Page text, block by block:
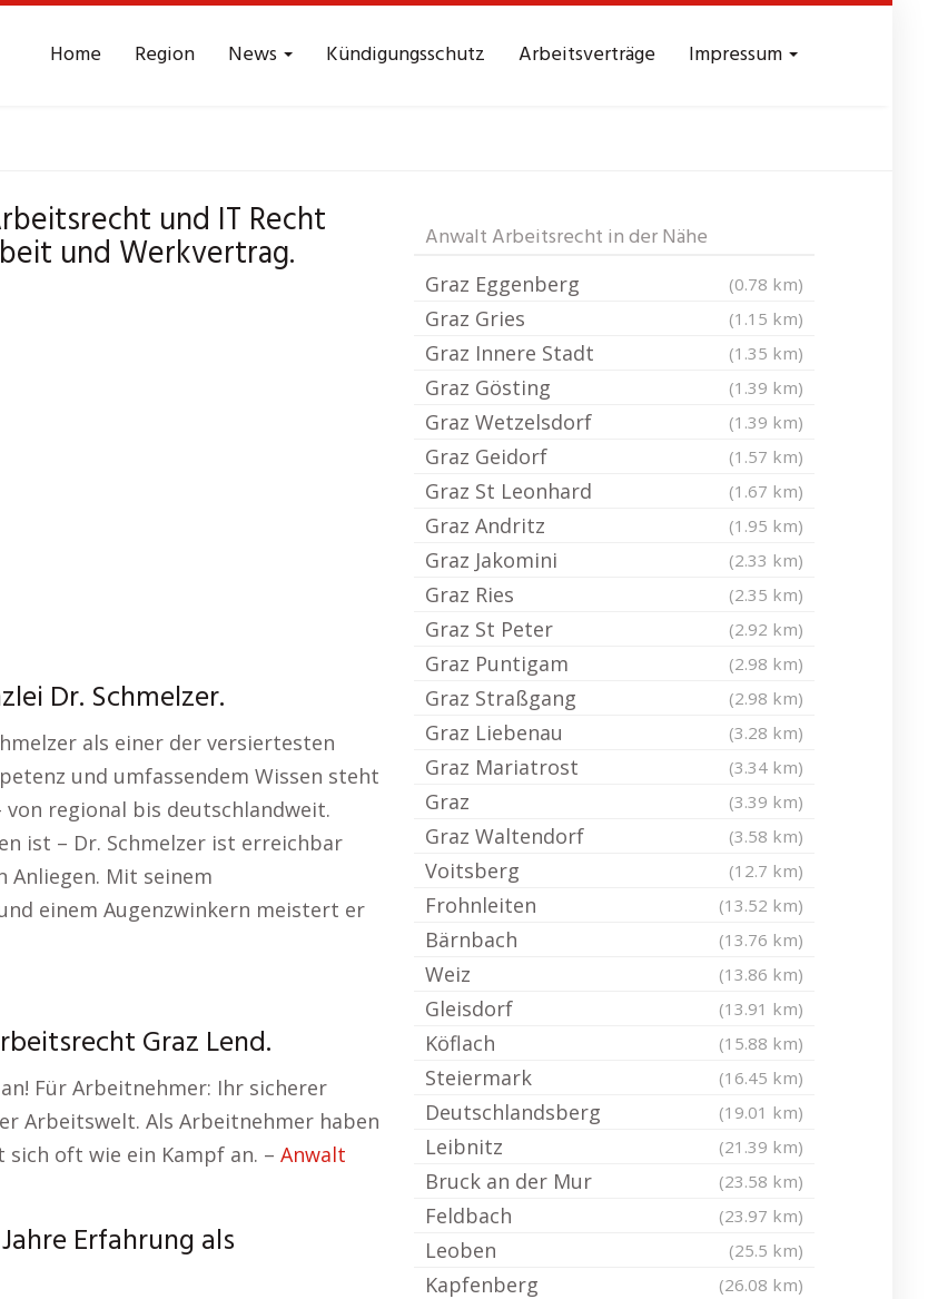
Home Region News Kündigungsschutz Arbeitsverträge Impressum
Graz Lend
und IT Recht
und Werkvertrag.
Dr. Schmelzer.
als einer der versiertesten
und umfassendem Wissen steht
regional bis deutschlandweit.
ist – Dr. Schmelzer ist erreichbar
Mit seinem
einem Augenzwinkern meistert er
Graz Lend.
Für Arbeitnehmer: Ihr sicherer
Arbeitswelt. Als Arbeitnehmer haben
sich oft wie ein Kampf an. – Anwalt
Erfahrung als
Anwalt Arbeitsrecht in der Nähe
Graz Eggenberg (0.78 km)
Graz Gries (1.15 km)
Graz Innere Stadt (1.35 km)
Graz Gösting (1.39 km)
Graz Wetzelsdorf (1.39 km)
Graz Geidorf (1.57 km)
Graz St Leonhard (1.67 km)
Graz Andritz (1.95 km)
Graz Jakomini (2.33 km)
Graz Ries (2.35 km)
Graz St Peter (2.92 km)
Graz Puntigam (2.98 km)
Graz Straßgang (2.98 km)
Graz Liebenau (3.28 km)
Graz Mariatrost (3.34 km)
Graz (3.39 km)
Graz Waltendorf (3.58 km)
Voitsberg (12.7 km)
Frohnleiten (13.52 km)
Bärnbach (13.76 km)
Weiz (13.86 km)
Gleisdorf (13.91 km)
Köflach (15.88 km)
Steiermark (16.45 km)
Deutschlandsberg (19.01 km)
Leibnitz (21.39 km)
Bruck an der Mur (23.58 km)
Feldbach (23.97 km)
Leoben (25.5 km)
Kapfenberg (26.08 km)